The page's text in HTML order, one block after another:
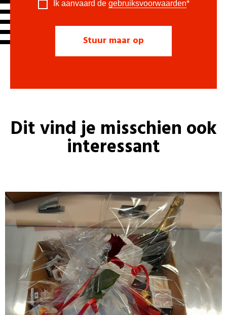
Ik aanvaard de gebruiksvoorwaarden*
Dit vind je misschien ook
interessant